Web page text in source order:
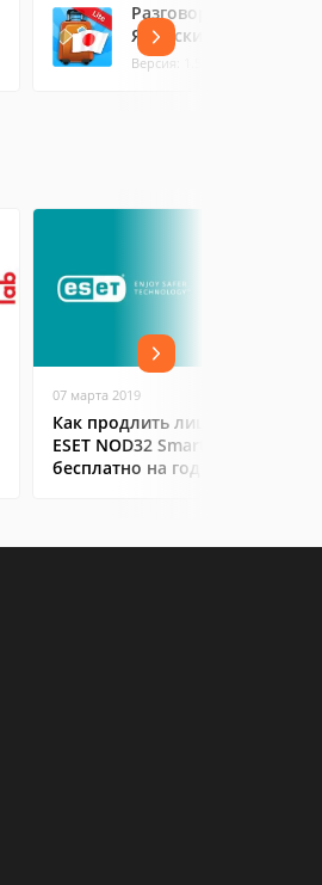
Разговорник
Японский
Версия: 1.55 (5.57 МБ)
07 марта 2019
Как продлить лицензию
ESET NOD32 Smart Security
бесплатно на год